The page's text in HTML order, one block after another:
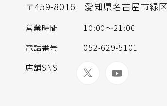
〒459-8016 愛知県名古屋市緑
営業時間
10:00～21:00
電話番号
052-629-5101
店舗SNS